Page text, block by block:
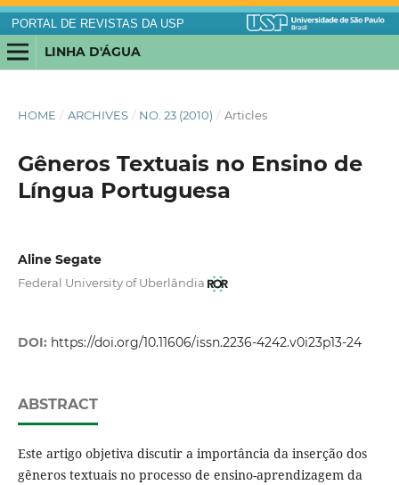
PORTAL DE REVISTAS DA USP
LINHA D'ÁGUA
HOME / ARCHIVES / NO. 23 (2010) / Articles
Gêneros Textuais no Ensino de
Língua Portuguesa
Aline Segate
Federal University of Uberlândia
DOI: https://doi.org/10.11606/issn.2236-4242.v0i23p13-24
ABSTRACT
Este artigo objetiva discutir a importância da inserção dos
gêneros textuais no processo de ensino-aprendizagem da